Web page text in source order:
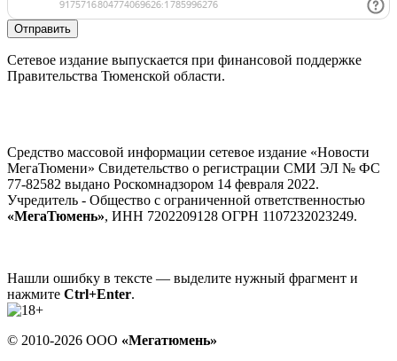
Отправить
Сетевое издание выпускается при финансовой поддержке
Правительства Тюменской области.
Средство массовой информации сетевое издание «Новости
МегаТюмени» Свидетельство о регистрации СМИ ЭЛ № ФС
77-82582 выдано Роскомнадзором 14 февраля 2022.
Учредитель - Общество с ограниченной ответственностью
«МегаТюмень», ИНН 7202209128 ОГРН 1107232023249.
Нашли ошибку в тексте — выделите нужный фрагмент и
нажмите Ctrl+Enter.
© 2010-2026 ООО «Мегатюмень»